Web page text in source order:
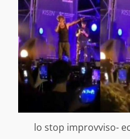
lo stop improvviso-